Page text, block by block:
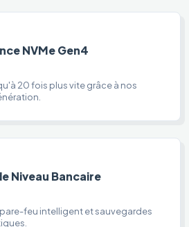
NVMe Gen4
20 fois plus vite grâce à nos
Niveau Bancaire
feu intelligent et sauvegardes